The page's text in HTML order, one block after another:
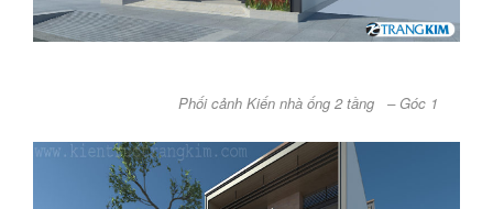
Phối cảnh Kiến nhà ống 2 tầng – Góc 1